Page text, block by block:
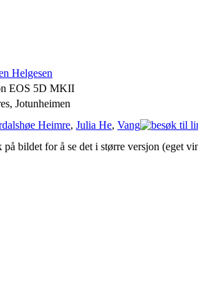
Helgesen
EOS 5D MKII
Jotunheimen
Heimre, Julia He, Vang
bildet for å se det i større versjon (eget